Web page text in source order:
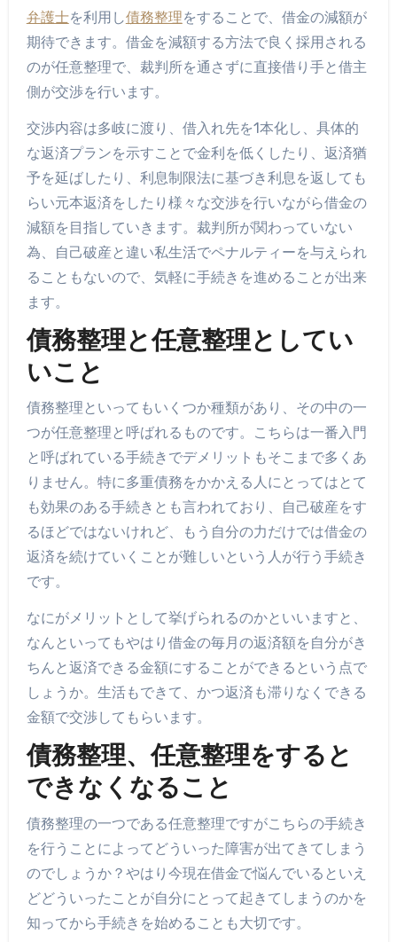
弁護士を利用し債務整理をすることで、借金の減額が
期待できます。借金を減額する方法で良く採用される
のが任意整理で、裁判所を通さずに直接借り手と借主
側が交渉を行います。
交渉内容は多岐に渡り、借入れ先を1本化し、具体的
な返済プランを示すことで金利を低くしたり、返済猶
予を延ばしたり、利息制限法に基づき利息を返しても
らい元本返済をしたり様々な交渉を行いながら借金の
減額を目指していきます。裁判所が関わっていない
為、自己破産と違い私生活でペナルティーを与えられ
ることもないので、気軽に手続きを進めることが出来
ます。
債務整理と任意整理としてい
いこと
債務整理といってもいくつか種類があり、その中の一
つが任意整理と呼ばれるものです。こちらは一番入門
と呼ばれている手続きでデメリットもそこまで多くあ
りません。特に多重債務をかかえる人にとってはとて
も効果のある手続きとも言われており、自己破産をす
るほどではないけれど、もう自分の力だけでは借金の
返済を続けていくことが難しいという人が行う手続き
です。
なにがメリットとして挙げられるのかといいますと、
なんといってもやはり借金の毎月の返済額を自分がき
ちんと返済できる金額にすることができるという点で
しょうか。生活もできて、かつ返済も滞りなくできる
金額で交渉してもらいます。
債務整理、任意整理をすると
できなくなること
債務整理の一つである任意整理ですがこちらの手続き
を行うことによってどういった障害が出てきてしまう
のでしょうか？やはり今現在借金で悩んでいるといえ
どどういったことが自分にとって起きてしまうのかを
知ってから手続きを始めることも大切です。